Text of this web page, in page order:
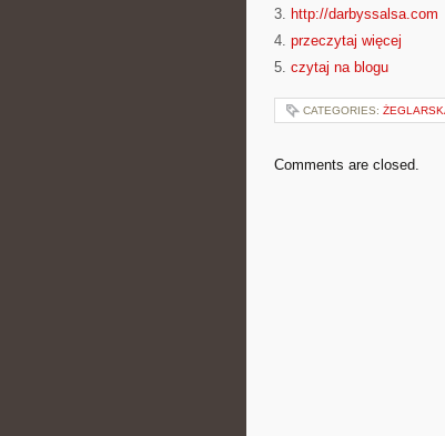
3. http://darbyssalsa.com
4. przeczytaj więcej
5. czytaj na blogu
CATEGORIES:
Comments are closed.